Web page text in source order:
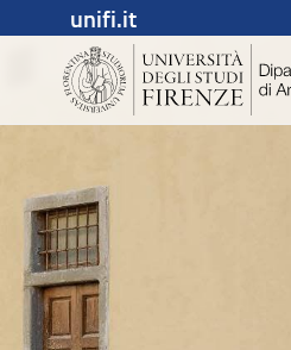
unifi.it